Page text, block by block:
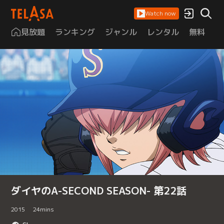
Watch now
見放題 ランキング ジャンル レンタル 無料
ダイヤのA-SECOND SEASON- 第22話
2015 24mins